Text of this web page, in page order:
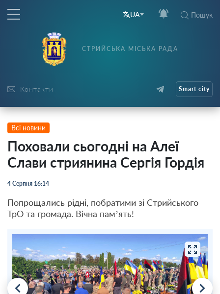
UA Пошук
Контакти
СТРИЙСЬКА МІСЬКА РАДА
Smart city
Всі новини
Поховали сьогодні на Алеї
Слави стриянина Сергія Гордія
4 Серпня 16:14
Попрощались рідні, побратими зі Стрийського
ТрО та громада. Вічна памʼять!